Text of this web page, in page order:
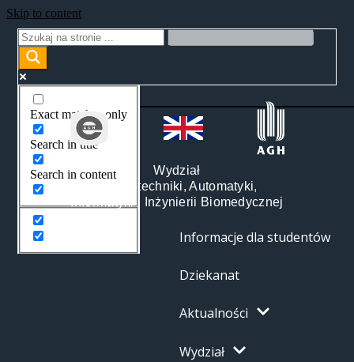
Skip to content
Exact matches only
Search in title
Search in content
Wydział
Elektrotechniki, Automatyki,
Informatyki i Inżynierii Biomedycznej
Informacje dla studentów
Dziekanat
Aktualności
Wydział